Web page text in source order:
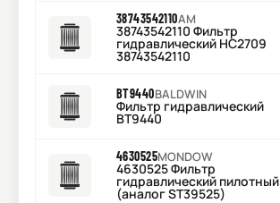
38743542110AM
38743542110 Фильтр
гидравлический HC2709
38743542110
BT9440BALDWIN
Фильтр гидравлический
BT9440
4630525MONDOW
4630525 Фильтр
гидравлический пилотный
(аналог ST39525)